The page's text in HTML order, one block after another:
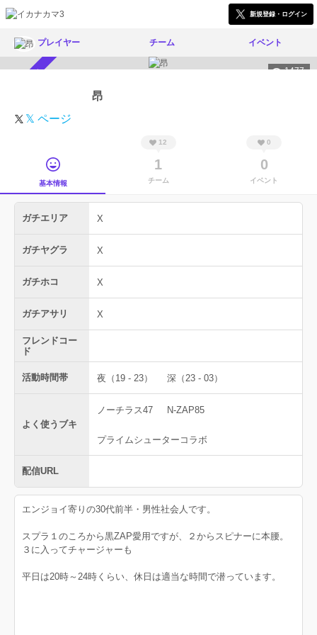
新規登録・ログイン
プレイヤー チーム イベント
1477
昂
𝕏 ページ
基本情報
12
1
チーム
0
0
イベント
ガチエリア X
ガチヤグラ X
ガチホコ X
ガチアサリ X
フレンドコー
ド
活動時間帯 夜（19 - 23） 深（23 - 03）
よく使うブキ
ノーチラス47 N-ZAP85
プライムシューターコラボ
配信URL
エンジョイ寄りの30代前半・男性社会人です。
スプラ１のころから黒ZAP愛用ですが、２からスピナーに本腰。
３に入ってチャージャーも
平日は20時～24時くらい、休日は適当な時間で潜っています。